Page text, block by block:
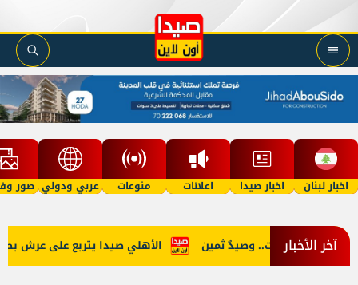
اخبار لبنان اخبار صيدا اعلانات منوعات عربي ودولي صور
آخر الأخبار الأهلي صيدا يتربع على عرش بطولة تجار المخدرات.. وصيدٌ ثمين